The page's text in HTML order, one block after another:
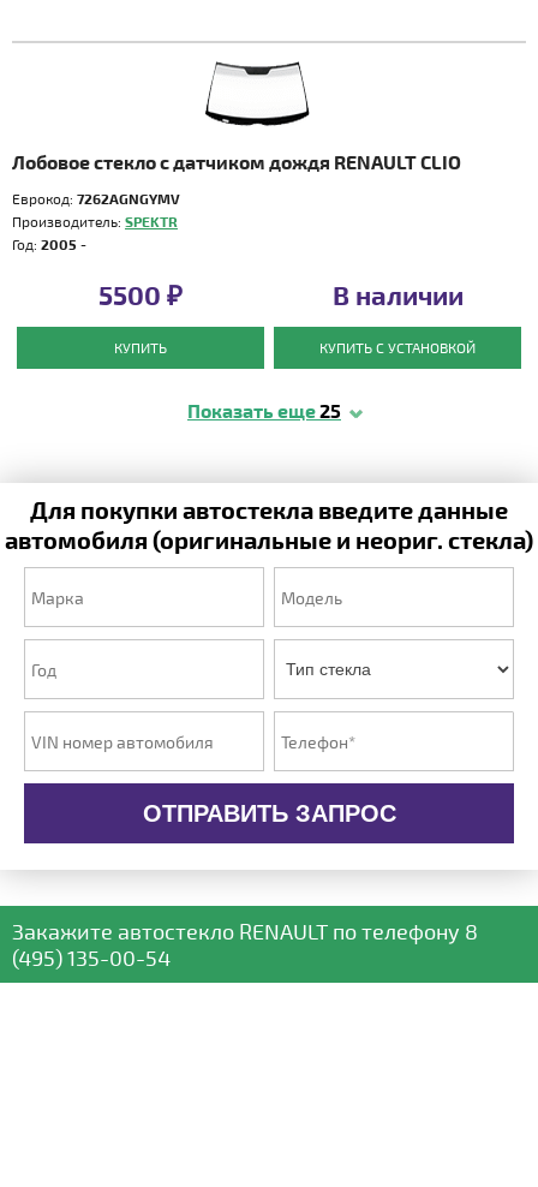
Лобовое стекло с датчиком дождя RENAULT CLIO
Еврокод: 7262AGNGYMV
Производитель: SPEKTR
Год: 2005 -
5500 ₽
КУПИТЬ
В наличии
КУПИТЬ С УСТАНОВКОЙ
Показать еще25
Для покупки автостекла введите данные
автомобиля (оригинальные и неориг. стекла)
ОТПРАВИТЬ ЗАПРОС
Закажите автостекло RENAULT по телефону 8
(495) 135-00-54